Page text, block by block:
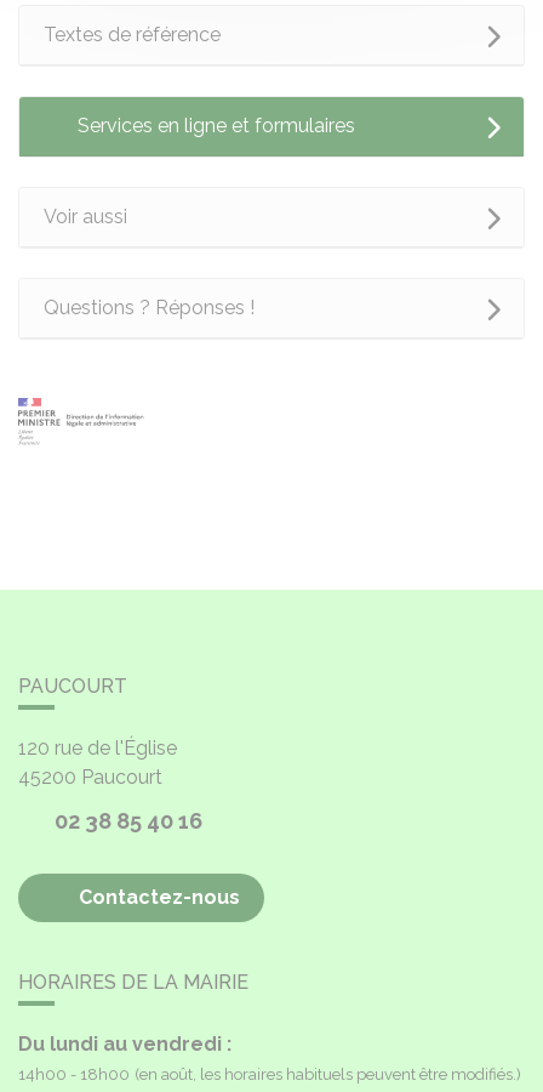
Textes de référence
Services en ligne et formulaires
Voir aussi
Questions ? Réponses !
PAUCOURT
120 rue de l'Église
45200 Paucourt
02 38 85 40 16
Contactez-nous
HORAIRES DE LA MAIRIE
Du lundi au vendredi :
14h00 - 18h00 (en août, les horaires habituels peuvent être modifiés.)